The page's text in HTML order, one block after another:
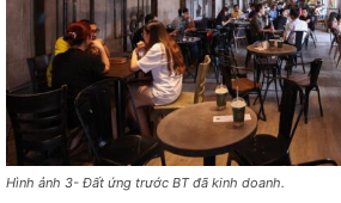
Hình ảnh 3- Đất ứng trước BT đã kinh doanh.